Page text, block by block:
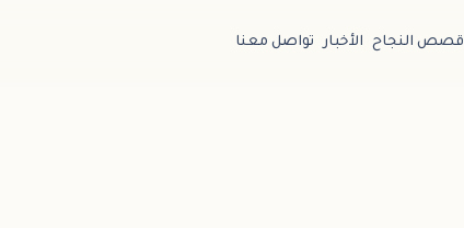
قصص النجاح الأخبار تواصل معنا